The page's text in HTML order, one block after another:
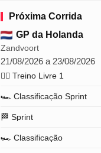
Próxima Corrida
GP da Holanda
Zandvoort
21/08/2026 a 23/08/2026
🏋️‍♂️ Treino Livre 1
🏎️ Classificação Sprint
🏁 Sprint
🏎️ Classificação